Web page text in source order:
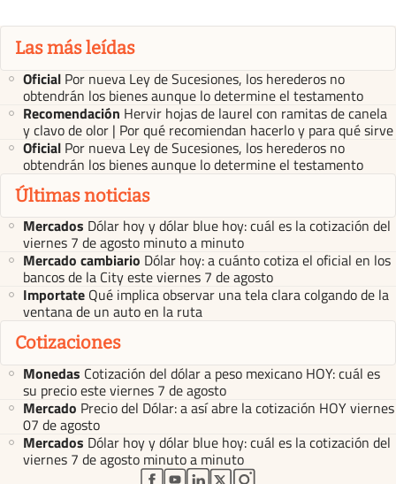
Las más leídas
Oficial Por nueva Ley de Sucesiones, los herederos no
obtendrán los bienes aunque lo determine el testamento
Recomendación Hervir hojas de laurel con ramitas de canela
y clavo de olor | Por qué recomiendan hacerlo y para qué sirve
Oficial Por nueva Ley de Sucesiones, los herederos no
obtendrán los bienes aunque lo determine el testamento
Últimas noticias
Mercados Dólar hoy y dólar blue hoy: cuál es la cotización del
viernes 7 de agosto minuto a minuto
Mercado cambiario Dólar hoy: a cuánto cotiza el oficial en los
bancos de la City este viernes 7 de agosto
Importate Qué implica observar una tela clara colgando de la
ventana de un auto en la ruta
Cotizaciones
Monedas Cotización del dólar a peso mexicano HOY: cuál es
su precio este viernes 7 de agosto
Mercado Precio del Dólar: a así abre la cotización HOY viernes
07 de agosto
Mercados Dólar hoy y dólar blue hoy: cuál es la cotización del
viernes 7 de agosto minuto a minuto
abre en nueva pestaña
abre en nueva pestaña
abre en nueva pestaña
abre en nueva pestaña
abre en nueva pestaña